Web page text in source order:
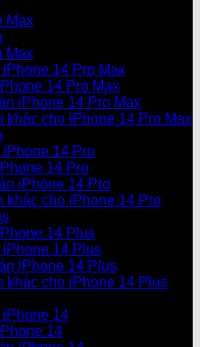
Max
Max
14 Pro Max
14 Pro Max
iPhone 14 Pro Max
khác cho iPhone 14 Pro Max
14 Pro
14 Pro
iPhone 14 Pro
khác cho iPhone 14 Pro
14 Plus
14 Plus
iPhone 14 Plus
khác cho iPhone 14 Plus
14
14